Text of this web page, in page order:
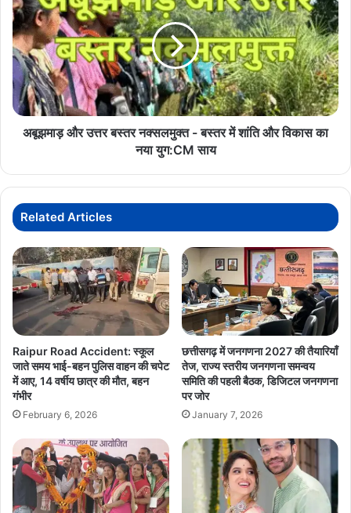
कमजोर
उत्तर
बस्तर
नक्सलमुक्त
-
बस्तर
शांति
और
साय
अबूझमाड़ और उत्तर बस्तर नक्सलमुक्त - बस्तर में शांति और विकास का
नया युग:CM साय
Related Articles
Raipur Road Accident: स्कूल
जाते समय भाई-बहन पुलिस वाहन की चपेट
में आए, 14 वर्षीय छात्र की मौत, बहन
गंभीर
February 6, 2026
छत्तीसगढ़ में जनगणना 2027 की तैयारियाँ
तेज, राज्य स्तरीय जनगणना समन्वय
समिति की पहली बैठक, डिजिटल जनगणना
पर जोर
January 7, 2026